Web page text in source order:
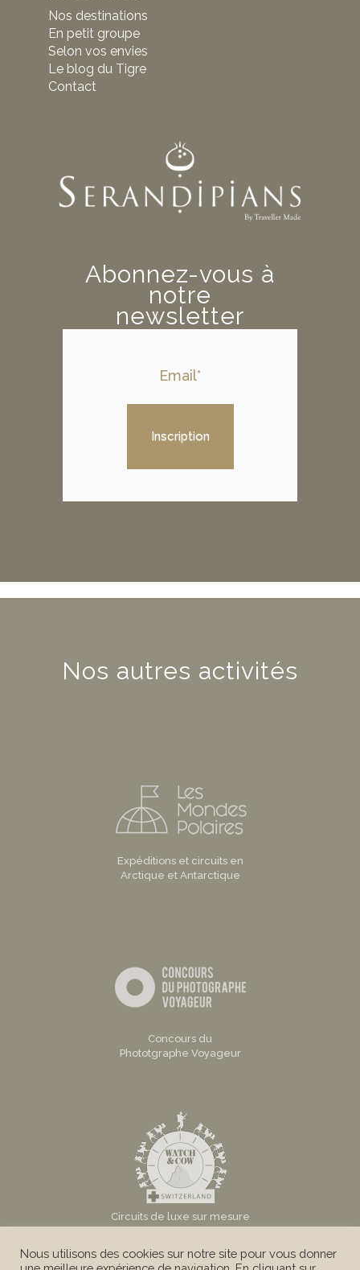
Nos destinations
En petit groupe
Selon vos envies
Le blog du Tigre
Contact
Abonnez-vous à
notre
newsletter
Inscription
Nos autres activités
Expéditions et circuits en
Arctique et Antarctique
Concours du
Phototgraphe Voyageur
Circuits de luxe sur mesure
Nous utilisons des cookies sur notre site pour vous donner